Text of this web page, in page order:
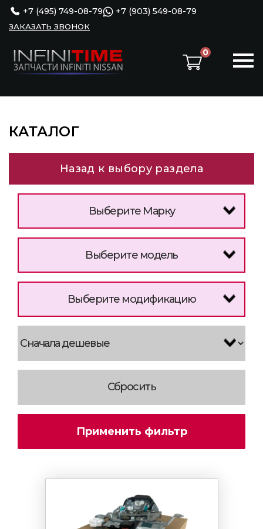
+7 (495) 749-08-79 +7 (903) 549-08-79
ЗАКАЗАТЬ ЗВОНОК
0
КАТАЛОГ
Назад к выбору раздела
Выберите Марку
Выберите модель
Выберите модификацию